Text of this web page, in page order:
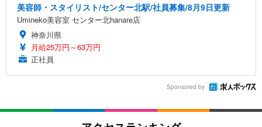
美容師・スタイリスト/センター北駅/社員募集/8月9日更新
Umineko美容室 センター北hanare店
神奈川県
月給25万円～63万円
正社員
Sponsored by